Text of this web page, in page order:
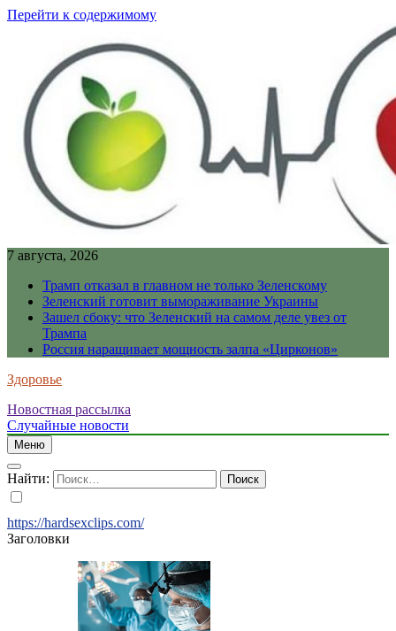
Перейти к содержимому
7 августа, 2026
Трамп отказал в главном не только Зеленскому
Зеленский готовит вымораживание Украины
Зашел сбоку: что Зеленский на самом деле увез от
Трампа
Россия наращивает мощность залпа «Цирконов»
Здоровье
Новостная рассылка
Случайные новости
Меню
Найти:
https://hardsexclips.com/
Заголовки